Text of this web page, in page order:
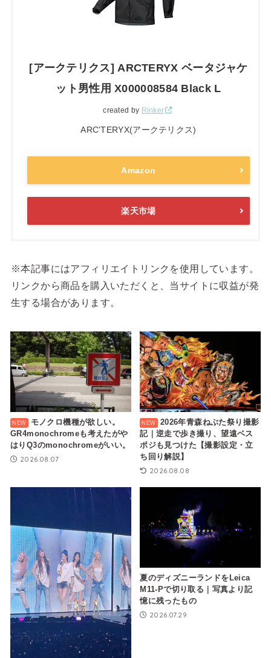
[アークテリクス] ARCTERYX ベータジャケ
ット男性用 X000008584 Black L
created by Rinker
ARC'TERYX(アークテリクス)
Amazon
楽天市場
※本記事にはアフィリエイトリンクを使用しています。
リンクから商品を購入いただくと、当サイトに収益が発
生する場合があります。
モノクロ機種が欲しい。
GR4monochromeも考えたがや
はりQ3のmonochromeがいい。
2026.08.07
2026年青森ねぶた祭り撮影
記｜逆走で歩き撮り、望遠ベス
ポジも見つけた【撮影設定・立
ち回り解説】
2026.08.08
夏のディズニーランドをLeica
M11-Pで切り取る｜写真より記
憶に残ったもの
2026.07.29